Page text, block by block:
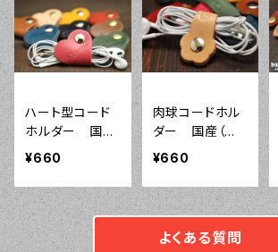
ハート型コード
ホルダー 国産
（栃木レザーと姫
革 イヤホンコ
ードクリップ プ
レゼントにかわ
いい革小物 Sw
¥660
肉球コードホル
ダー 国産（栃
木レザーと姫路
ヤホンコードク
リップ プレゼン
小物 Sweetie!
¥660
よくある質問